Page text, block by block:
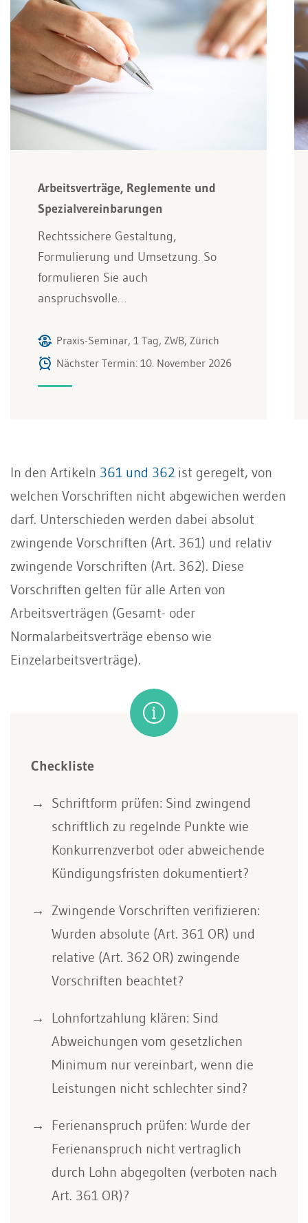
Arbeitsverträge, Reglemente und
Spezialvereinbarungen
Rechtssichere Gestaltung,
Formulierung und Umsetzung. So
formulieren Sie auch
anspruchsvolle…
Praxis-Seminar, 1 Tag, ZWB, Zürich
Nächster Termin: 10. November 2026
In den Artikeln 361 und 362 ist geregelt, von
welchen Vorschriften nicht abgewichen werden
darf. Unterschieden werden dabei absolut
zwingende Vorschriften (Art. 361) und relativ
zwingende Vorschriften (Art. 362). Diese
Vorschriften gelten für alle Arten von
Arbeitsverträgen (Gesamt- oder
Normalarbeitsverträge ebenso wie
Einzelarbeitsverträge).
Checkliste
Schriftform prüfen: Sind zwingend
schriftlich zu regelnde Punkte wie
Konkurrenzverbot oder abweichende
Kündigungsfristen dokumentiert?
Zwingende Vorschriften verifizieren:
Wurden absolute (Art. 361 OR) und
relative (Art. 362 OR) zwingende
Vorschriften beachtet?
Lohnfortzahlung klären: Sind
Abweichungen vom gesetzlichen
Minimum nur vereinbart, wenn die
Leistungen nicht schlechter sind?
Ferienanspruch prüfen: Wurde der
Ferienanspruch nicht vertraglich
durch Lohn abgegolten (verboten nach
Art. 361 OR)?